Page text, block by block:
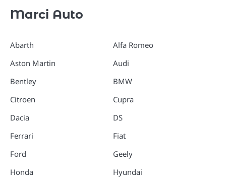
Marci Auto
Abarth
Aston Martin
Bentley
Citroen
Dacia
Ferrari
Ford
Honda
Alfa Romeo
Audi
BMW
Cupra
DS
Fiat
Geely
Hyundai